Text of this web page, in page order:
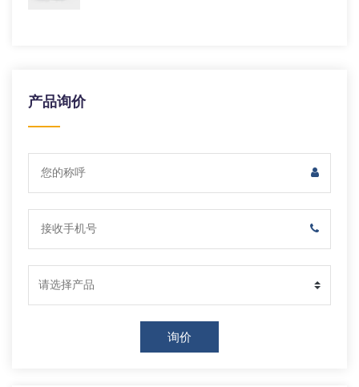
产品询价
询价